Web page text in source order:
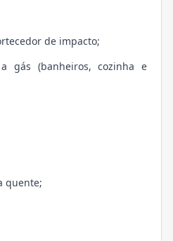
de impacto;
gás (banheiros, cozinha e
quente;